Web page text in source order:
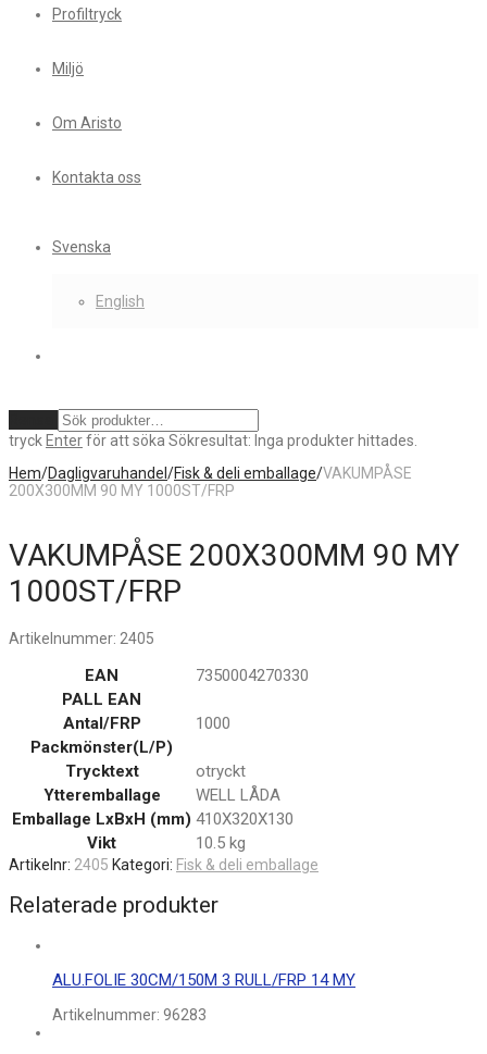
Profiltryck
Miljö
Om Aristo
Kontakta oss
Svenska
English
tryck Enterför att söka Sökresultat: Inga produkter hittades.
Hem/Dagligvaruhandel /Fisk & deli emballage/VAKUMPÅSE
200X300MM 90 MY 1000ST/FRP
VAKUMPÅSE 200X300MM 90 MY
1000ST/FRP
Artikelnummer: 2405
EAN
7350004270330
PALL EAN
Antal/FRP
1000
Packmönster(L/P)
Trycktext
otryckt
Ytteremballage
WELL LÅDA
Emballage LxBxH (mm) 410X320X130
Vikt
10.5 kg
Artikelnr: 2405 Kategori: Fisk & deli emballage
Relaterade produkter
ALU.FOLIE 30CM/150M 3 RULL/FRP 14 MY
Artikelnummer: 96283